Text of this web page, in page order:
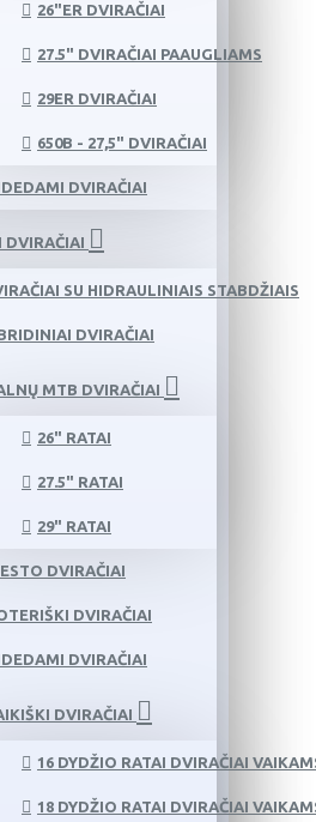
26"ER DVIRAČIAI
27.5" DVIRAČIAI PAAUGLIAMS
29ER DVIRAČIAI
650B - 27,5" DVIRAČIAI
DVIRAČIAI
DVIRAČIAI
SU HIDRAULINIAIS STABDŽIAIS
DVIRAČIAI
MTB DVIRAČIAI
26" RATAI
27.5" RATAI
29" RATAI
DVIRAČIAI
DVIRAČIAI
DVIRAČIAI
DVIRAČIAI
16 DYDŽIO RATAI DVIRAČIAI
18 DYDŽIO RATAI DVIRAČIAI